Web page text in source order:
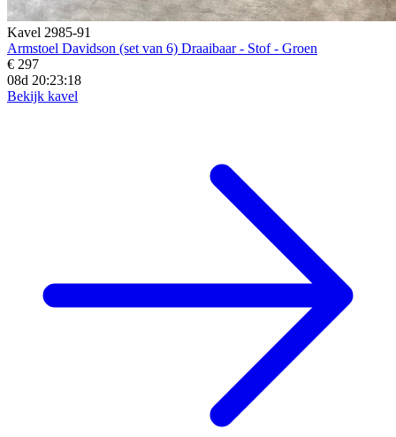
Kavel 2985-91
Armstoel Davidson (set van 6) Draaibaar - Stof - Groen
€ 297
08d 20:23:16
Bekijk kavel